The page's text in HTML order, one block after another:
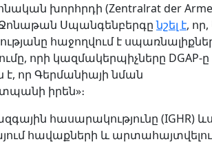
խորհրդի (Zentralrat der
Ջոնաթան Սպանգենբերգընշել է,
հաջողվում է
որի կազմակերպիչները DGAP-ը
որ Գերմանիայի նման
իրեն»։
հասարակությունը (IGHR) ևս
հավաքների և արտահայտվելու